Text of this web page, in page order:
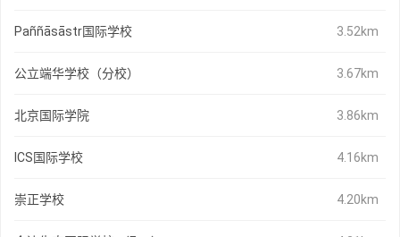
Paññāsāstr国际学校 3.52km
公立端华学校（分校） 3.67km
北京国际学院 3.86km
ICS国际学校 4.16km
崇正学校 4.20km